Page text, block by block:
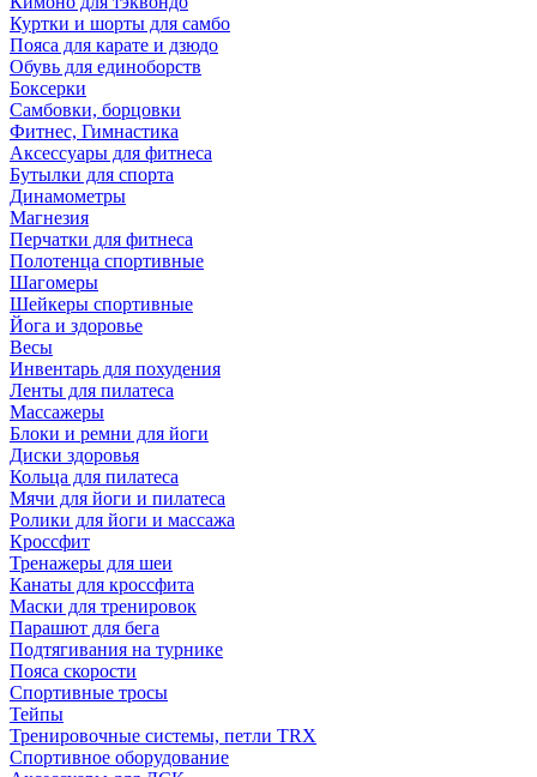
Куртки и шорты для самбо
Пояса для карате и дзюдо
Обувь для единоборств
Боксерки
Самбовки, борцовки
Фитнес, Гимнастика
Аксессуары для фитнеса
Бутылки для спорта
Динамометры
Магнезия
Перчатки для фитнеса
Полотенца спортивные
Шагомеры
Шейкеры спортивные
Йога и здоровье
Весы
Инвентарь для похудения
Ленты для пилатеса
Массажеры
Блоки и ремни для йоги
Диски здоровья
Кольца для пилатеса
Мячи для йоги и пилатеса
Ролики для йоги и массажа
Кроссфит
Тренажеры для шеи
Канаты для кроссфита
Маски для тренировок
Парашют для бега
Подтягивания на турнике
Пояса скорости
Спортивные тросы
Тейпы
Тренировочные системы, петли TRX
Спортивное оборудование